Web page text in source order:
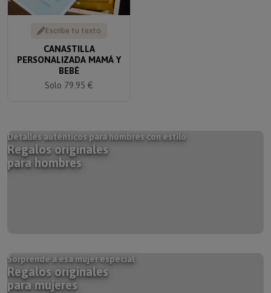
Escribe tu texto
CANASTILLA
PERSONALIZADA MAMÁ Y
BEBÉ
Solo 79.95 €
Detalles auténticos para hombres con estilo
Regalos originales
para hombres
Sorprende a esa mujer especial
Regalos originales
para mujeres